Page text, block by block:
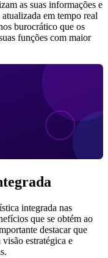
as suas informações e
em tempo real
burocrático que os
funções com maior
integrada nas
que se obtém ao
destacar que
estratégica e